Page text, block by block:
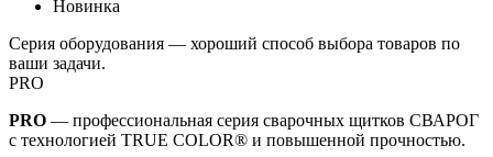
Новинка
Серия оборудования — хороший способ выбора товаров по
ваши задачи.
PRO
PRO — профессиональная серия сварочных щитков СВАРОГ
с технологией TRUE COLOR® и повышенной прочностью.